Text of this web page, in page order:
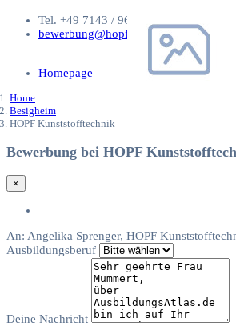
Tel. +49 7143 / 96 189 0
bewerbung@hopf-kt.de
Homepage
Home
Besigheim
HOPF Kunststofftechnik
Bewerbung bei HOPF
×
An: Angelika Sprenger, HOPF
Ausbildungsberuf
Deine Nachricht